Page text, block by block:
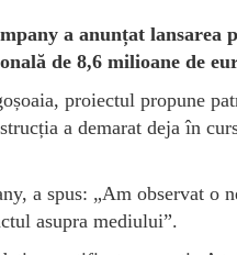
a anunțat lansarea
de 8,6 milioane de
proiectul propune
a demarat deja în
a spus: „Am observat o
asupra mediului”.